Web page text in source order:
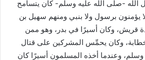
-صلى الله عليه وسلم- كان يتسامح
يؤمنون برسول ولا بنبي ومنهم سهيل بن
قريش، وكان أسيرًا في بدر، وهو ممن
وكان يحمِّس المشركين على قتال
وعندما أخذه المسلمون أسيرًا كان